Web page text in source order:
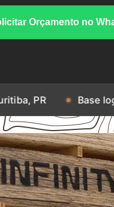
Orçamento no
Base logística em